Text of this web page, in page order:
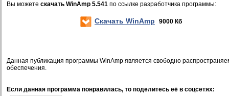
Вы можете скачать WinAmp 5.541 по ссылке разработчика программы:
Скачать WinAmp 9000 Кб
Данная публикация программы WinAmp является свободно
обеспечения.
Если данная программа понравилась, то поделитесь её в соцсетях: